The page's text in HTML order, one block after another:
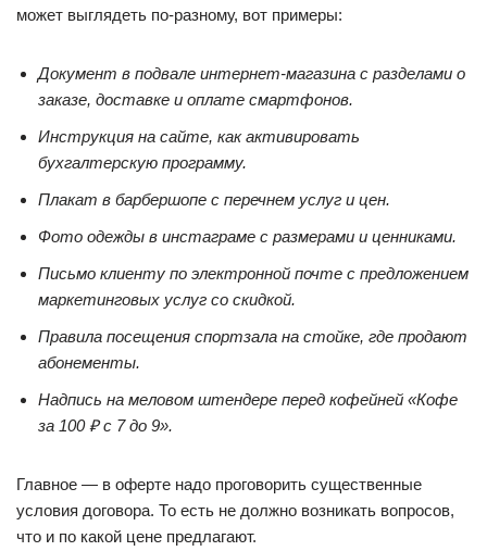
может выглядеть по-разному, вот примеры:
Документ в подвале интернет-магазина с разделами о
заказе, доставке и оплате смартфонов.
Инструкция на сайте, как активировать
бухгалтерскую программу.
Плакат в барбершопе с перечнем услуг и цен.
Фото одежды в инстаграме с размерами и ценниками.
Письмо клиенту по электронной почте с предложением
маркетинговых услуг со скидкой.
Правила посещения спортзала на стойке, где продают
абонементы.
Надпись на меловом штендере перед кофейней «Кофе
за 100 ₽ с 7 до 9».
Главное — в оферте надо проговорить существенные
условия договора. То есть не должно возникать вопросов,
что и по какой цене предлагают.